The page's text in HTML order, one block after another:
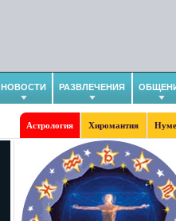
НОВОСТИ РАЗВЛЕЧЕНИЯ
Астрология Хиромантия